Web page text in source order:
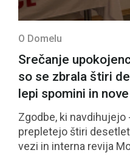
O Domelu
Srečanje
so se zbrala štiri
lepi spomini in
Zgodbe, ki navdihujejo
prepletejo štiri
vezi in interna revija